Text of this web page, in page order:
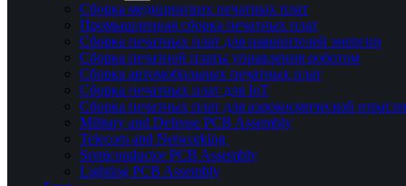
Сборка медицинских печатных плат
Промышленная сборка печатных плат
Сборка печатных плат для накопителей энергии
Сборка печатной платы управления роботом
Сборка автомобильных печатных плат
Сборка печатных плат для IoT
Сборка печатных плат для аэрокосмической отрасли
Military and Defense PCB Assembly
Telecom and Networking
Semiconductor PCB Assembly
Lighting PCB Assembly